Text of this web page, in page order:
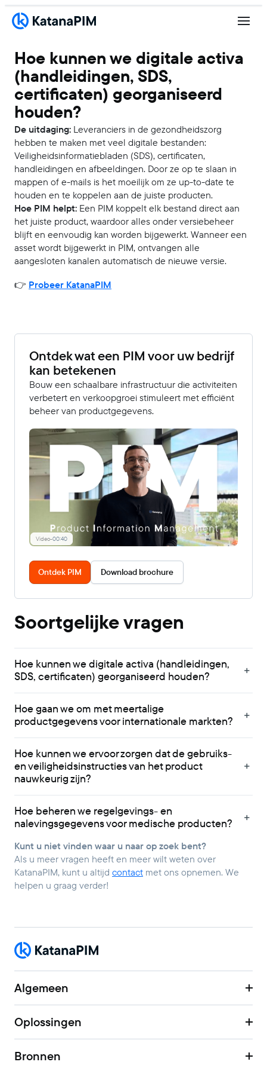
Hoe kunnen we digitale activa
(handleidingen, SDS,
certificaten) georganiseerd
houden?
De uitdaging: Leveranciers in de gezondheidszorg
hebben te maken met veel digitale bestanden:
Veiligheidsinformatiebladen (SDS), certificaten,
handleidingen en afbeeldingen. Door ze op te slaan in
mappen of e-mails is het moeilijk om ze up-to-date te
houden en te koppelen aan de juiste producten.
Hoe PIM helpt: Een PIM koppelt elk bestand direct aan
het juiste product, waardoor alles onder versiebeheer
blijft en eenvoudig kan worden bijgewerkt. Wanneer een
asset wordt bijgewerkt in PIM, ontvangen alle
aangesloten kanalen automatisch de nieuwe versie.
👉 Probeer KatanaPIM
Ontdek wat een PIM voor uw bedrijf
kan betekenen
Bouw een schaalbare infrastructuur die activiteiten
verbetert en verkoopgroei stimuleert met efficiënt
beheer van productgegevens.
Video-00:40
Ontdek PIM Download brochure
Soortgelijke vragen
Hoe kunnen we digitale activa (handleidingen,
SDS, certificaten) georganiseerd houden?
Hoe gaan we om met meertalige
productgegevens voor internationale markten?
Hoe kunnen we ervoor zorgen dat de gebruiks-
en veiligheidsinstructies van het product
nauwkeurig zijn?
Hoe beheren we regelgevings- en
nalevingsgegevens voor medische producten?
Kunt u niet vinden waar u naar op zoek bent?
Als u meer vragen heeft en meer wilt weten over
KatanaPIM, kunt u altijd contact met ons opnemen. We
helpen u graag verder!
Algemeen
Oplossingen
Bronnen